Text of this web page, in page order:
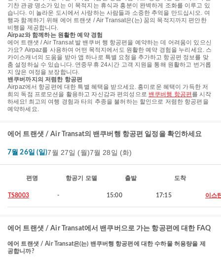
기찬 관광 명소가 있는 이 목적지는 휴식과 흥분이 완벽하게 조화를 이루고 있
습니다. 이 놀라운 도시에서 사랑하는 사람들과 소중한 추억을 만드십시오. 여
행과 함께하기 위해 에어 트랜샛 / Air Transat은(는) 꿈의 목적지까지 편안한
비행을 제공합니다.
Airpaz와 함께하는 원활한 예약 경험
에어 트랜샛 / Air Transat 발 밴쿠버 행 항공편을 예약하는 데 어려움이 있으신
가요? Airpaz를 사용하여 어떤 목적지에서도 원활한 예약 경험을 누리세요. 스
카이스캐너의 도움을 받아 앱 하나로 특별 요청을 추가하고 항공편 정보를 맞
춤 설정하실 수 있습니다. 연중무휴 24시간 고객 지원을 통해 원활하고 번거롭
지 않은 여정을 보장합니다.
밴쿠버까지의 저렴한 항공편
Airpaz에서 항공편에 대한 특별 혜택을 받으세요. 흥미로운 혜택이 가득한 저
희의 독점 프로모션을 활용하고 자신감과 편의성으로 밴쿠버행 항공편 를 시작
하세요! 최고의 여행 경험과 타의 추종을 불허하는 할인으로 저렴한 항공편을
예약하세요.
에어 트랜샛 / Air Transat의 밴쿠버행 항공편 일정을 확인하세요
7월 26일 (일)7월 27일 (월)7월 28일 (화)
편명 항공기 모델 출발 도착
TS8003 - 15:00 17:15 이스
에어 트랜샛 / Air Transat에서 밴쿠버으로 가는 항공편에 대한 FAQ
에어 트랜샛 / Air Transat은(는) 밴쿠버행 항공편에 대한 수하물 허용량을 제
공합니까?